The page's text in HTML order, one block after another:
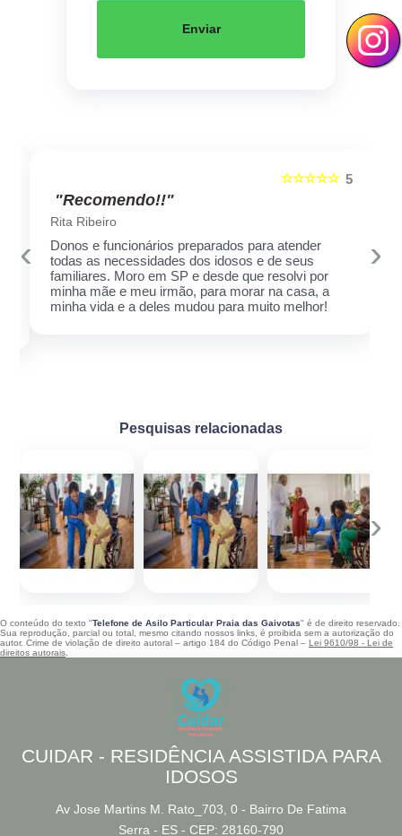
Enviar
5
☆☆☆☆☆
"Recomendo!!"
Rita Ribeiro
Donos e funcionários preparados para atender
todas as necessidades dos idosos e de seus
familiares. Moro em SP e desde que resolvi por
minha mãe e meu irmão, para morar na casa, a
minha vida e a deles mudou para muito melhor!
‹ ›
Pesquisas relacionadas
‹ ›
O conteúdo do texto "Telefone de Asilo Particular Praia das Gaivotas" é de direito reservado.
Sua reprodução, parcial ou total, mesmo citando nossos links, é proibida sem a autorização do
autor. Crime de violação de direito autoral – artigo 184 do Código Penal – Lei 9610/98 - Lei de
direitos autorais
CUIDAR - RESIDÊNCIA ASSISTIDA PARA
IDOSOS
Av Jose Martins M. Rato_703, 0 - Bairro De Fatima
Serra - ES - CEP: 28160-790